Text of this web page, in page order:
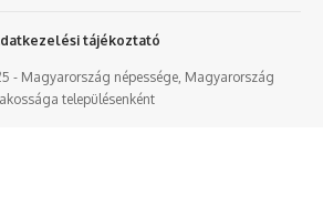
- Magyarország népessége, Magyarország
településenként
tájékoztató